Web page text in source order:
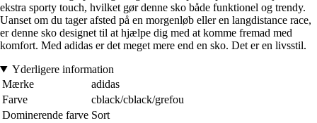
ekstra sporty touch, hvilket gør denne sko både funktionel og trendy.
Uanset om du tager afsted på en morgenløb eller en langdistance race,
er denne sko designet til at hjælpe dig med at komme fremad med
komfort. Med adidas er det meget mere end en sko. Det er en livsstil.
Yderligere information
Mærke
adidas
Farve
cblack/cblack/grefou
Dominerende farve Sort